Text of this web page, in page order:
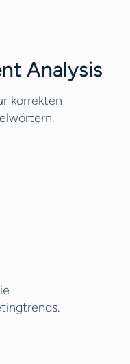
Analysis
korrekten